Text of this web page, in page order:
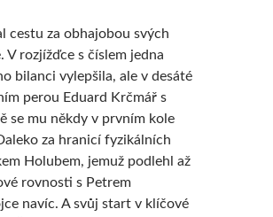
cestu za obhajobou svých
rozjížďce s číslem jedna
bilanci vylepšila, ale v desáté
perou Eduard Krčmář s
se mu někdy v prvním kole
za hranicí fyzikálních
Holubem, jemuž podlehl až
rovnosti s Petrem
navíc. A svůj start v klíčové